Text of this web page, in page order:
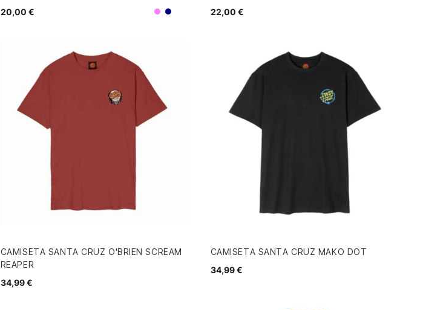
20,00 €
Morado
Navy
22,00 €
CAMISETA SANTA CRUZ O'BRIEN SCREAM
REAPER
34,99 €
CAMISETA SANTA CRUZ MAKO DOT
34,99 €